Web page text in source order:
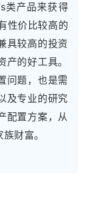
类产品来获得
性价比较高的
具较高的投资
的好工具。
问题，也是需
及专业的研究
配置方案，从
财富。